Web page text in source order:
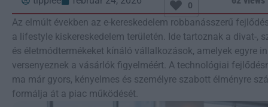
0
Az elmúlt években az e-kereskedelem robbanásszerű
a lifestyle kiskereskedelem területén. Ide tartoznak a divat-,
és életmódtermékeket kínáló vállalkozások, amelyek egyre
versenyeznek a vásárlók figyelméért. A technológiai
ma már gyors, kényelmes és személyre szabott élményre
formálja át a piac működését.